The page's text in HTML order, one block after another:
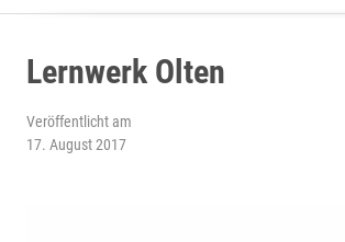
Lernwerk Olten
Veröffentlicht am
17. August 2017